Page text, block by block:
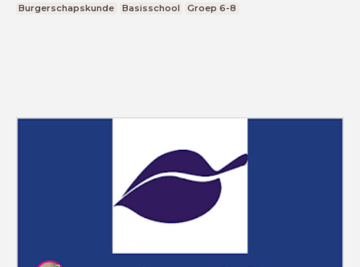
Burgerschapskunde Basisschool Groep 6-8